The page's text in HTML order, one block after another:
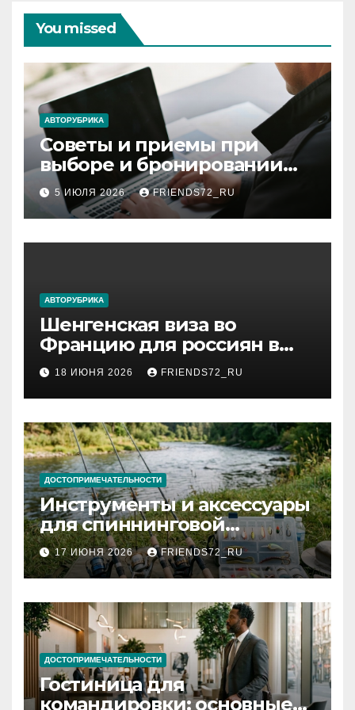
You missed
АВТОРУБРИКА
Советы и приемы при
выборе и бронировании
авиабилетов
5 ИЮЛЯ 2026 FRIENDS72_RU
АВТОРУБРИКА
Шенгенская виза во
Францию для россиян в
2026 году: сроки от 3 дней
и список необходимых
документов
18 ИЮНЯ 2026 FRIENDS72_RU
ДОСТОПРИМЕЧАТЕЛЬНОСТИ
Инструменты и аксессуары
для спиннинговой
рыбалки: назначение и
типы
17 ИЮНЯ 2026 FRIENDS72_RU
ДОСТОПРИМЕЧАТЕЛЬНОСТИ
Гостиница для
командировки: основные